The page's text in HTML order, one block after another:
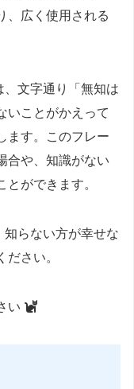
、広く使用される
、文字通り「無知は
いことがかえって
ます。このフレー
合や、知識がない
ができます。
らない方が幸せな
さい。
い